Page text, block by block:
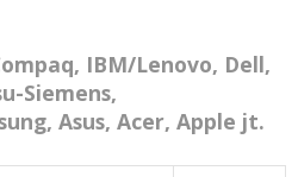
IBM/Lenovo, Dell,
Siemens,
Asus, Acer, Apple jt.